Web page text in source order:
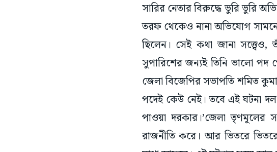
সারির নেতার বিরুদ্ধে ভুরি ভুরি
তরফ থেকেও নানা অভিযোগ
ছিলেন। সেই কথা জানা
সুপারিশের জন্যই তিনি ভালো পদ
জেলা বিজেপির সভাপতি শমিত
পদেই কেউ নেই। তবে এই ঘটনা
পাওয়া দরকার।’জেলা তৃণমূলের
রাজনীতি করে। আর ভিতরে